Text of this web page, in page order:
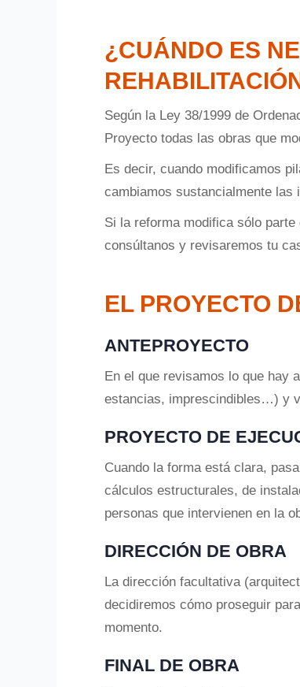
¿CUÁNDO ES
Según la Ley 38/1999 de
Proyecto todas las obras que
Es decir, cuando modificamos
cambiamos sustancialmente
Si la reforma modifica sólo
consúltanos y revisaremos tu
EL PROYECTO
ANTEPROYECTO
En el que revisamos lo que hay
estancias, imprescindibles…) y
PROYECTO DE
Cuando la forma está clara,
cálculos estructurales, de
personas que intervienen en la
DIRECCIÓN DE OBRA
La dirección facultativa
decidiremos cómo proseguir
momento.
FINAL DE OBRA